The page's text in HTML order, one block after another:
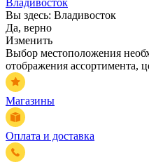
Владивосток
Вы здесь: Владивосток
Да, верно
Изменить
Выбор местоположения
отображения ассортимента,
Магазины
Оплата и доставка